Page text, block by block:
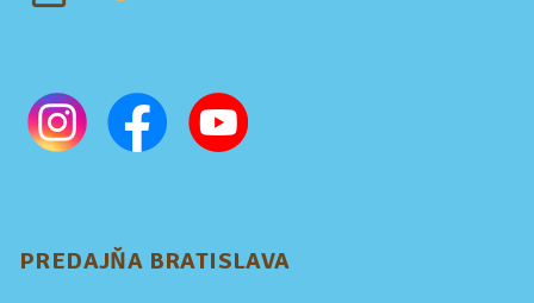
PREDAJŇA BRATISLAVA